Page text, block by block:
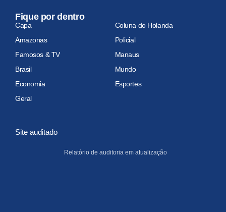
Fique por dentro
Capa
Coluna do Holanda
Amazonas
Policial
Famosos & TV
Manaus
Brasil
Mundo
Economia
Esportes
Geral
Site auditado
Relatório de auditoria em atualização